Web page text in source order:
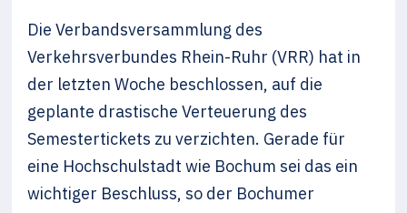
Die Verbandsversammlung des
Verkehrsverbundes Rhein-Ruhr (VRR) hat in
der letzten Woche beschlossen, auf die
geplante drastische Verteuerung des
Semestertickets zu verzichten. Gerade für
eine Hochschulstadt wie Bochum sei das ein
wichtiger Beschluss, so der Bochumer